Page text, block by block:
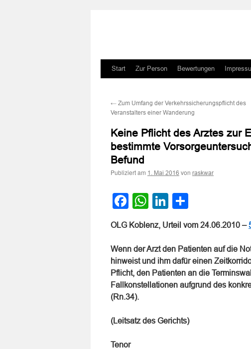
Zum
springen
Start Zur Person Bewertungen
← Zum Umfang der Verkehrssicherungspflicht des
Veranstalters einer Wanderung
Keine Pflicht des Arztes zur
bestimmte
Befund
Publiziert am 1. Mai 2016 von raskwar
Facebook
WhatsApp
LinkedIn
OLG Koblenz, Urteil vom 24.06.2010 –
Wenn der Arzt den Patienten auf die
hinweist und ihm dafür einen
Pflicht, den Patienten an die
Fallkonstellationen aufgrund des
(Rn.34).
(Leitsatz des Gerichts)
Tenor